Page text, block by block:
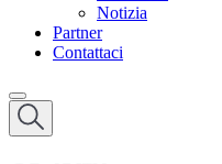
Notizia
Partner
Contattaci